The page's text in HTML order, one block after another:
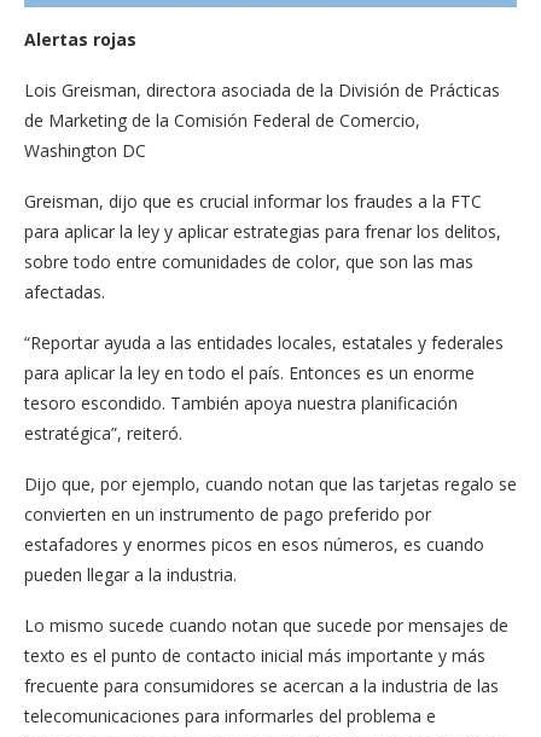
Alertas rojas
Lois Greisman, directora asociada de la División de Prácticas
de Marketing de la Comisión Federal de Comercio,
Washington DC
Greisman, dijo que es crucial informar los fraudes a la FTC
para aplicar la ley y aplicar estrategias para frenar los delitos,
sobre todo entre comunidades de color, que son las mas
afectadas.
“Reportar ayuda a las entidades locales, estatales y federales
para aplicar la ley en todo el país. Entonces es un enorme
tesoro escondido. También apoya nuestra planificación
estratégica”, reiteró.
Dijo que, por ejemplo, cuando notan que las tarjetas regalo se
convierten en un instrumento de pago preferido por
estafadores y enormes picos en esos números, es cuando
pueden llegar a la industria.
Lo mismo sucede cuando notan que sucede por mensajes de
texto es el punto de contacto inicial más importante y más
frecuente para consumidores se acercan a la industria de las
telecomunicaciones para informarles del problema e